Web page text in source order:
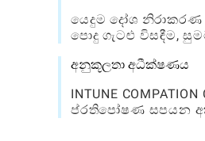
යෙදුම දෝශ නිරාකරණ
පොදු ගැටළු විසඳීම,
අනුකූලතා අධීක්ෂණය
INTUNE
ප්රතිපෝෂණ සපයන